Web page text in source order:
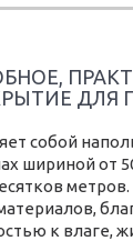
ДЛЯ
собой
шириной от
к влаге,